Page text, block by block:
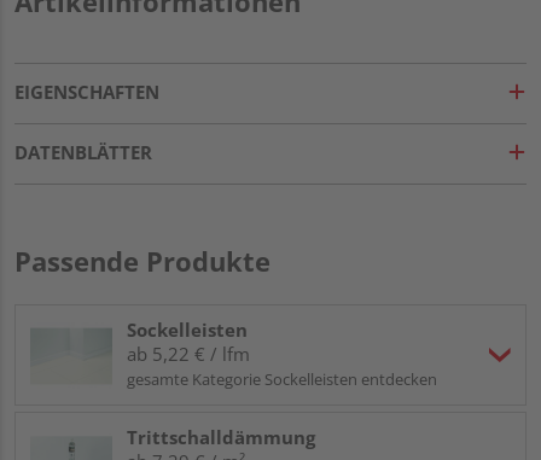
EIGENSCHAFTEN
DATENBLÄTTER
Passende Produkte
Sockelleisten
ab 5,22 € / lfm
gesamte Kategorie Sockelleisten entdecken
Trittschalldämmung